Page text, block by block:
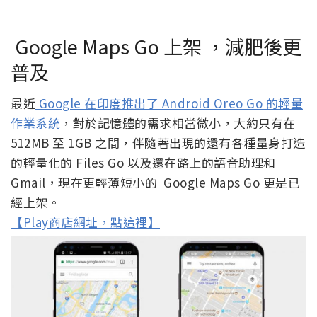
Google Maps Go 上架 ，減肥後更
普及
最近 Google 在印度推出了 Android Oreo Go 的輕量
作業系統 ，對於記憶體的需求相當微小，大約只有在
512MB 至 1GB 之間，伴隨著出現的還有各種量身打造
的輕量化的 Files Go 以及還在路上的語音助理和
Gmail，現在更輕薄短小的 Google Maps Go 更是已
經上架。
【Play商店網址，點這裡】